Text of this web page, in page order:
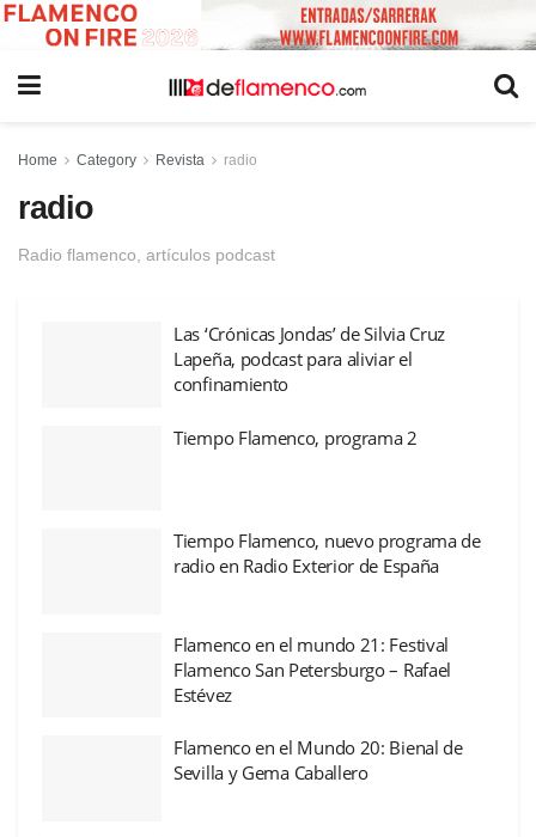
Home Category Revista radio
radio
Radio flamenco, artículos podcast
Las ‘Crónicas Jondas’ de Silvia Cruz
Lapeña, podcast para aliviar el
confinamiento
Tiempo Flamenco, programa 2
Tiempo Flamenco, nuevo programa de
radio en Radio Exterior de España
Flamenco en el mundo 21: Festival
Flamenco San Petersburgo – Rafael
Estévez
Flamenco en el Mundo 20: Bienal de
Sevilla y Gema Caballero